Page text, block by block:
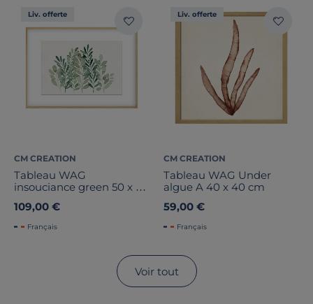
Liv. offerte
CM CREATION
Tableau WAG
insouciance green 50 x 70
109,00 €
Français
Liv. offerte
CM CREATION
Tableau WAG Under
algue A 40 x 40 cm
59,00 €
Français
Voir tout